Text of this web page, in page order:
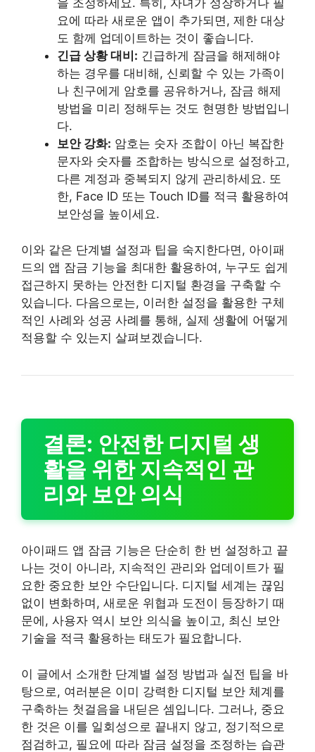
을 조정하세요. 특히, 자녀가 성장하거나 필
요에 따라 새로운 앱이 추가되면, 제한 대상
도 함께 업데이트하는 것이 좋습니다.
긴급 상황 대비: 긴급하게 잠금을 해제해야
하는 경우를 대비해, 신뢰할 수 있는 가족이
나 친구에게 암호를 공유하거나, 잠금 해제
방법을 미리 정해두는 것도 현명한 방법입니
다.
보안 강화: 암호는 숫자 조합이 아닌 복잡한
문자와 숫자를 조합하는 방식으로 설정하고,
다른 계정과 중복되지 않게 관리하세요. 또
한, Face ID 또는 Touch ID를 적극 활용하여
보안성을 높이세요.
이와 같은 단계별 설정과 팁을 숙지한다면, 아이패
드의 앱 잠금 기능을 최대한 활용하여, 누구도 쉽게
접근하지 못하는 안전한 디지털 환경을 구축할 수
있습니다. 다음으로는, 이러한 설정을 활용한 구체
적인 사례와 성공 사례를 통해, 실제 생활에 어떻게
적용할 수 있는지 살펴보겠습니다.
결론: 안전한 디지털 생
활을 위한 지속적인 관
리와 보안 의식
아이패드 앱 잠금 기능은 단순히 한 번 설정하고 끝
나는 것이 아니라, 지속적인 관리와 업데이트가 필
요한 중요한 보안 수단입니다. 디지털 세계는 끊임
없이 변화하며, 새로운 위협과 도전이 등장하기 때
문에, 사용자 역시 보안 의식을 높이고, 최신 보안
기술을 적극 활용하는 태도가 필요합니다.
이 글에서 소개한 단계별 설정 방법과 실전 팁을 바
탕으로, 여러분은 이미 강력한 디지털 보안 체계를
구축하는 첫걸음을 내딛은 셈입니다. 그러나, 중요
한 것은 이를 일회성으로 끝내지 않고, 정기적으로
점검하고, 필요에 따라 잠금 설정을 조정하는 습관